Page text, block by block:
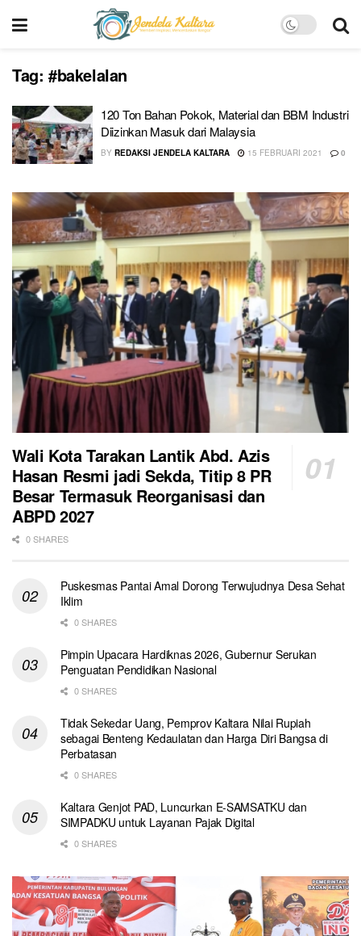
Tag: #bakelalan
120 Ton Bahan Pokok, Material dan BBM Industri
Diizinkan Masuk dari Malaysia
BY REDAKSI JENDELA KALTARA 15 FEBRUARI 2021 0
Wali Kota Tarakan Lantik Abd. Azis
Hasan Resmi jadi Sekda, Titip 8 PR
Besar Termasuk Reorganisasi dan
ABPD 2027
0 SHARES
Puskesmas Pantai Amal Dorong Terwujudnya Desa Sehat
Iklim
0 SHARES
Pimpin Upacara Hardiknas 2026, Gubernur Serukan
Penguatan Pendidikan Nasional
0 SHARES
Tidak Sekedar Uang, Pemprov Kaltara Nilai Rupiah
sebagai Benteng Kedaulatan dan Harga Diri Bangsa di
Perbatasan
0 SHARES
Kaltara Genjot PAD, Luncurkan E-SAMSATKU dan
SIMPADKU untuk Layanan Pajak Digital
0 SHARES